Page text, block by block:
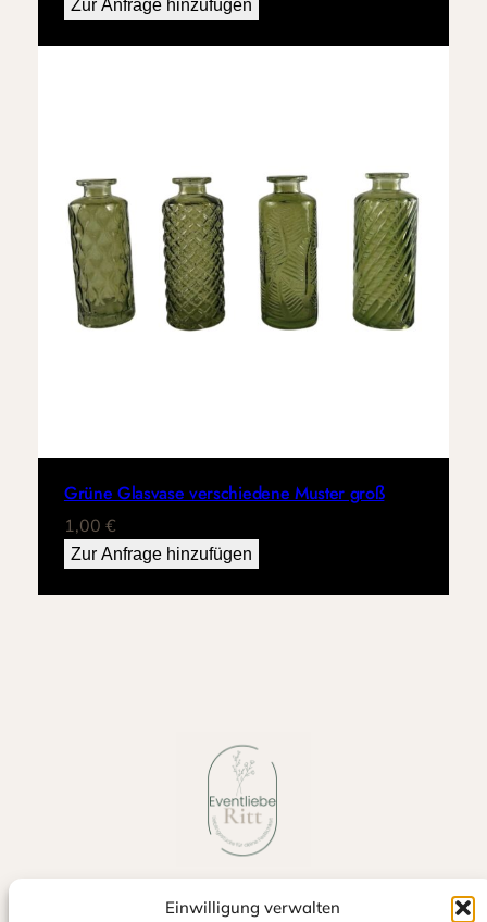
Einwilligung verwalten
Zur Anfrage hinzufügen
Grüne Glasvase verschiedene Muster groß
1,00 €
Zur Anfrage hinzufügen